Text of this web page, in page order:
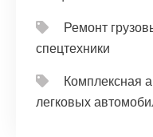
Ремонт
спецтехники
Комплексная
легковых